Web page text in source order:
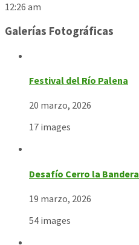
12:26 am
Galerías Fotográficas
Festival del Río Palena
20 marzo, 2026
17 images
Desafío Cerro la Bandera
19 marzo, 2026
54 images